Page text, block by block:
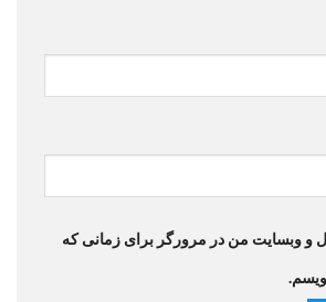
و وبسایت من در مرورگر برای زمانی که